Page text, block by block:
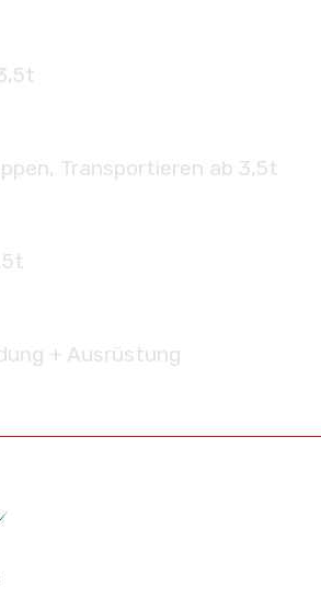
Transportieren ab 3,5t
+ Ausrüstung